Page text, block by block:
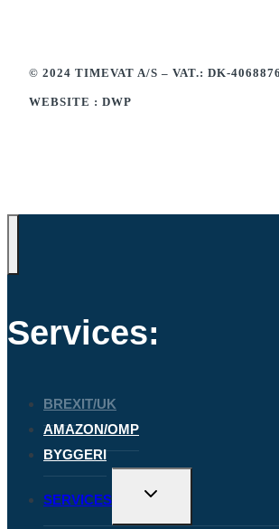
© 2024 TIMEVAT A/S – VAT.: DK-
WEBSITE : DWP
Services:
BREXIT/UK
AMAZON/OMP
BYGGERI
SERVICES
Skift